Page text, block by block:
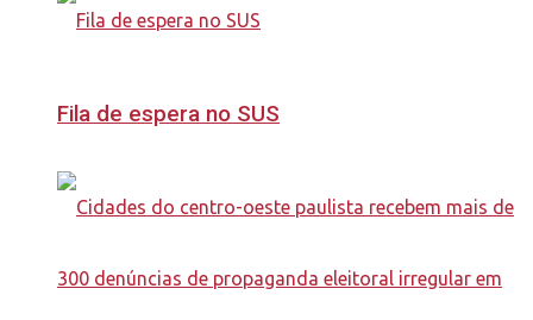
Fila de espera no SUS